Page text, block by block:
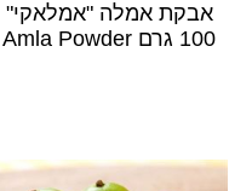
אבקת אמלה "אמלאקי"
100 גרם Amla Powder